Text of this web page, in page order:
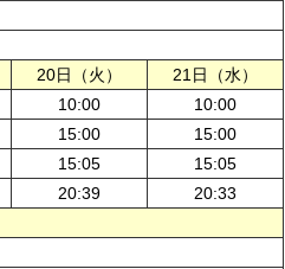
20日（火）
21日（水）
10:00
10:00
15:00
15:00
15:05
15:05
20:39
20:33